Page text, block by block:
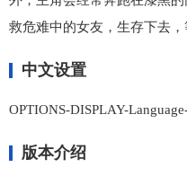
救危难中的女友，生存下去
中文设置
OPTIONS-DISPLAY-
版本介绍